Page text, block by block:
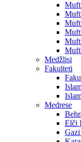
Medžlisi
Fakulteti
Medrese
Elči
Gazi